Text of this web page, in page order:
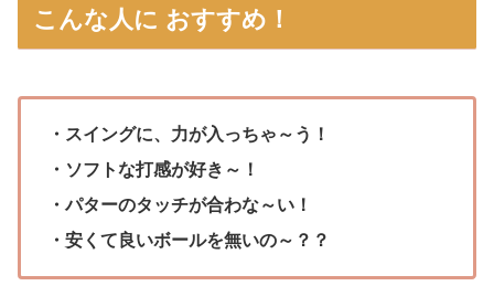
こんな人に おすすめ！
・スイングに、力が入っちゃ～う！
・ソフトな打感が好き～ ！
・パターのタッチが合わな～い ！
・安くて良いボールを無いの～？？